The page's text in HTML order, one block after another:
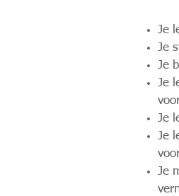
Je
Je
Je
Je
Je
Je
Je